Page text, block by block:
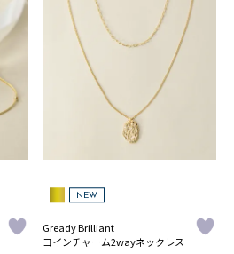
NEW
Gready Brilliant
コインチャーム2wayネックレス